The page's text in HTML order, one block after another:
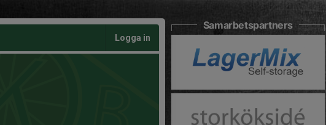
Logga in
Samarbetspartners